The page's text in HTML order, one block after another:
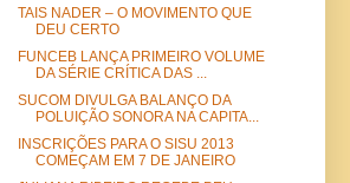
TAIS NADER – O MOVIMENTO QUE
DEU CERTO
FUNCEB LANÇA PRIMEIRO VOLUME
DA SÉRIE CRÍTICA DAS ...
SUCOM DIVULGA BALANÇO DA
POLUIÇÃO SONORA NA CAPITA...
INSCRIÇÕES PARA O SISU 2013
COMEÇAM EM 7 DE JANEIRO